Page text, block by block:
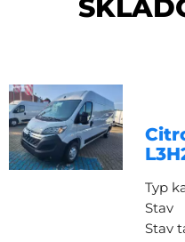
Typ
Stav
Stav